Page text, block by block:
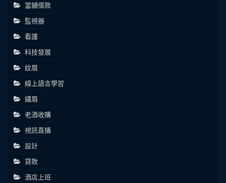
當舖借款
監視器
看護
科技發展
紋眉
線上語言學習
繡眉
老酒收購
視訊直播
設計
貸款
酒店上班